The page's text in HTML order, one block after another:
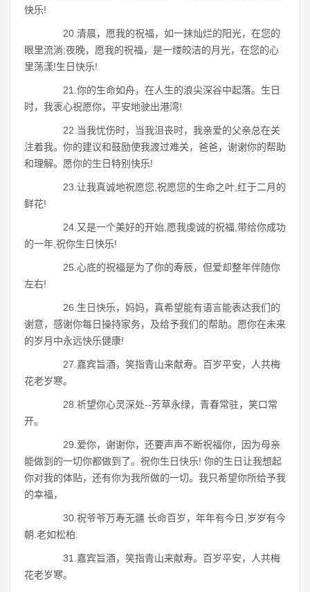
快乐!
20.清晨，愿我的祝福，如一抹灿烂的阳光，在您的
眼里流淌;夜晚，愿我的祝福，是一缕皎洁的月光，在您的心
里荡漾!生日快乐!
21.你的生命如舟，在人生的浪尖深谷中起落。生日
时，我衷心祝愿你，平安地驶出港湾!
22.当我忧伤时，当我沮丧时，我亲爱的父亲总在关
注着我。你的建议和鼓励使我渡过难关，爸爸，谢谢你的帮助
和理解。愿你的生日特别快乐!
23.让我真诚地祝愿您,祝愿您的生命之叶,红于二月的
鲜花!
24.又是一个美好的开始,愿我虔诚的祝福,带给你成功
的一年,祝你生日快乐!
25.心底的祝福是为了你的寿辰，但爱却整年伴随你
左右!
26.生日快乐，妈妈，真希望能有语言能表达我们的
谢意，感谢你每日操持家务，及给予我们的帮助。愿你在未来
的岁月中永远快乐健康!
27.嘉宾旨酒，笑指青山来献寿。百岁平安，人共梅
花老岁寒。
28.祈望你心灵深处--芳草永绿，青春常驻，笑口常
开。
29.爱你，谢谢你，还要声声不断祝福你，因为母亲
能做到的一切你都做到了。祝你生日快乐! 你的生日让我想起
你对我的体贴，还有你为我所做的一切。我只希望你所给予我
的幸福，
30.祝爷爷万寿无疆 长命百岁，年年有今日,岁岁有今
朝.老如松柏.
31.嘉宾旨酒，笑指青山来献寿。百岁平安，人共梅
花老岁寒。